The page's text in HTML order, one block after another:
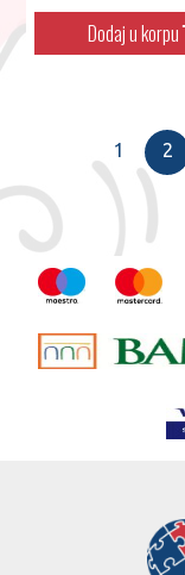
Dodaj u korpu
1 2